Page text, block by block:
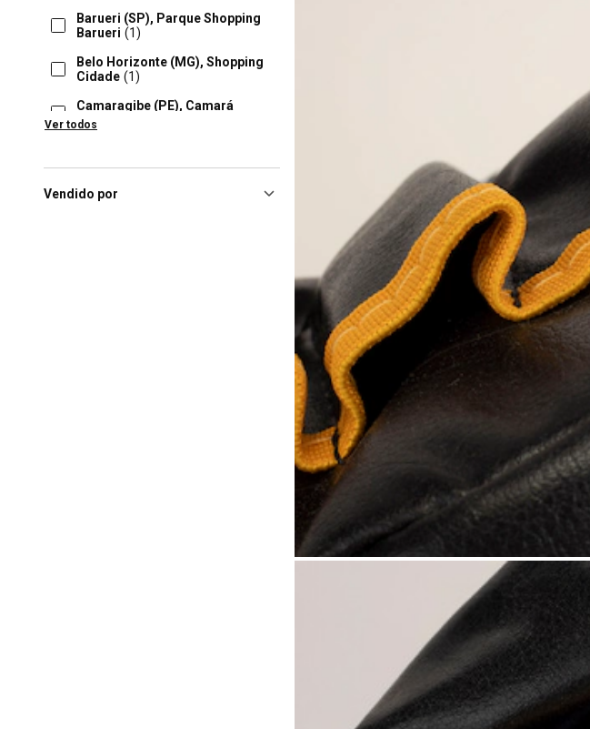
Barueri (SP), Parque Shopping
Barueri (1)
Belo Horizonte (MG), Shopping
Cidade (1)
Camaragibe (PE), Camará
Shopping
Campo Grande (MS), Shopping
Ver todos
Vendido por